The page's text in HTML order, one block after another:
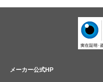
メーカー公式HP